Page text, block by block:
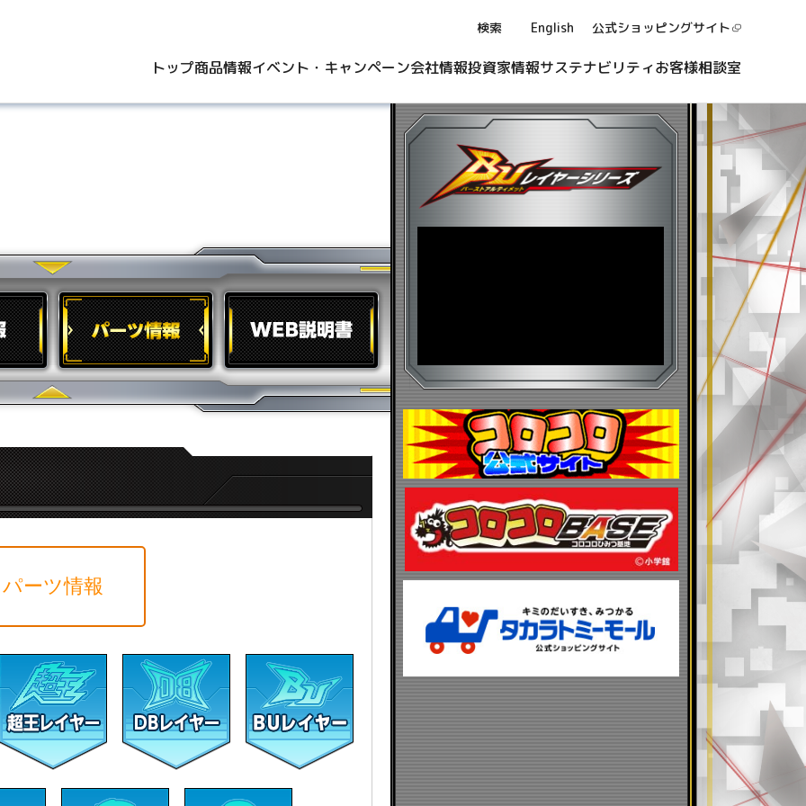
検索 English 公式ショッピングサイト
トップ商品情報イベント・キャンペーン会社情報投資家情報サステナビリティお客様相談室
パーツ情報